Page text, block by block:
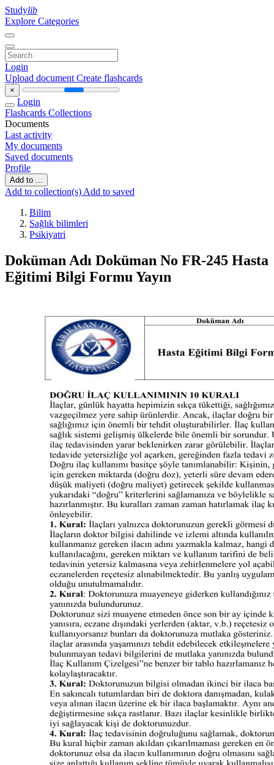
Studylib
Explore Categories
Login
Upload document Create flashcards
×
Login
Flashcards Collections
Documents
Last activity
My documents
Saved documents
Profile
Add to ...
Add to collection(s) Add to saved
Bilim
Sağlık bilimleri
Psikiyatri
Doküman Adı Doküman No FR-245 Hasta
Eğitimi Bilgi Formu Yayın